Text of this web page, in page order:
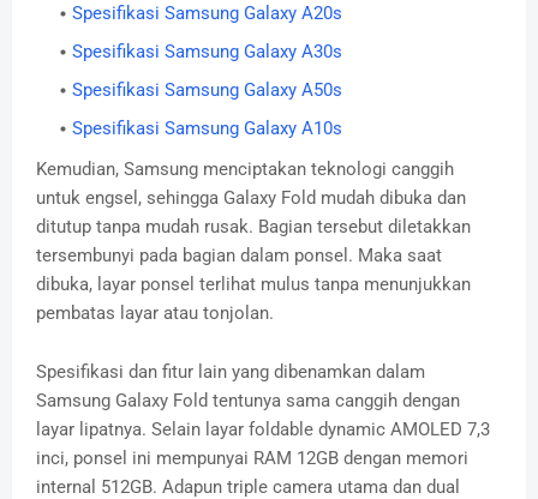
Spesifikasi Samsung Galaxy A20s
Spesifikasi Samsung Galaxy A30s
Spesifikasi Samsung Galaxy A50s
Spesifikasi Samsung Galaxy A10s
Kemudian, Samsung menciptakan teknologi canggih
untuk engsel, sehingga Galaxy Fold mudah dibuka dan
ditutup tanpa mudah rusak. Bagian tersebut diletakkan
tersembunyi pada bagian dalam ponsel. Maka saat
dibuka, layar ponsel terlihat mulus tanpa menunjukkan
pembatas layar atau tonjolan.
Spesifikasi dan fitur lain yang dibenamkan dalam
Samsung Galaxy Fold tentunya sama canggih dengan
layar lipatnya. Selain layar foldable dynamic AMOLED 7,3
inci, ponsel ini mempunyai RAM 12GB dengan memori
internal 512GB. Adapun triple camera utama dan dual